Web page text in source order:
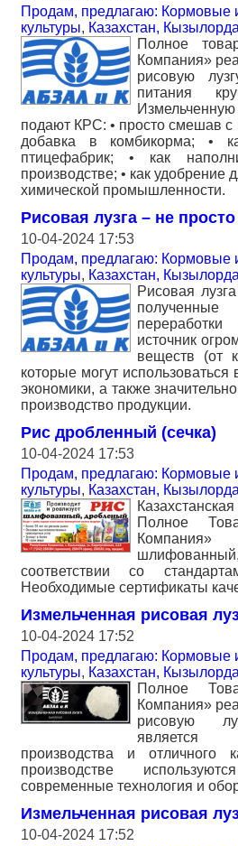
Продам, предлагаю: Кормовые
культуры, Казахстан, Кызылорда
Полное
Компания»
рисовую
питания
подают КРС: • просто смешав с
добавка в комбикорма; •
птицефабрик; • как
производстве; • как удобрение
химической промышленности.
Рисовая лузга – не
10-04-2024 17:53
Продам, предлагаю: Кормовые
культуры, Казахстан, Кызылорда
Рисовая
источник
веществ (от
которые могут использоваться
экономики, а также
производство продукции.
Рис дробленный (сечка)
10-04-2024 17:53
Продам, предлагаю: Кормовые
культуры, Казахстан, Кызылорда
Полное
соответствии со
Необходимые сертификаты
Измельченная рисовая
10-04-2024 17:52
Продам, предлагаю: Кормовые
культуры, Казахстан, Кызылорда
Полное
Компания»
рисовую
производства и отличного
производстве
современные технология и
Измельченная рисовая
10-04-2024 17:52